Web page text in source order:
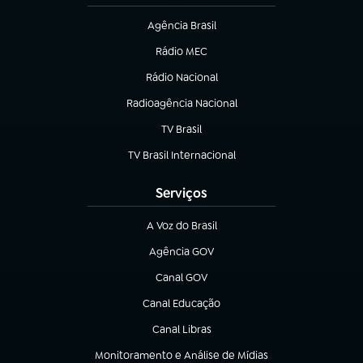
Agência Brasil
(abre em nova aba)
Rádio MEC
(abre em nova aba)
Rádio Nacional
Radioagência Nacional
(abre em nova aba)
TV Brasil
(abre em nova aba)
TV Brasil Internacional
(abre em nova aba)
Serviços
A Voz do Brasil
(abre em nova aba)
Agência GOV
(abre em nova aba)
Canal GOV
(abre em nova aba)
Canal Educação
(abre em nova aba)
Canal Libras
(abre em nova aba)
Monitoramento e Análise de Mídias